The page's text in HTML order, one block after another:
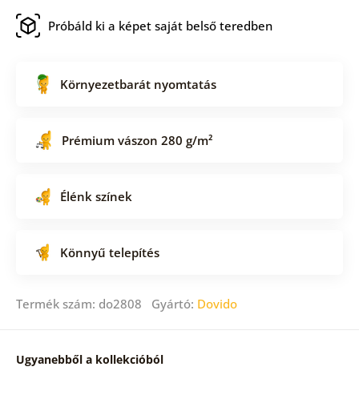
Próbáld ki a képet saját belső teredben
Környezetbarát nyomtatás
Prémium vászon 280 g/m²
Élénk színek
Könnyű telepítés
Termék szám: do2808 Gyártó: Dovido
Ugyanebből a kollekcióból